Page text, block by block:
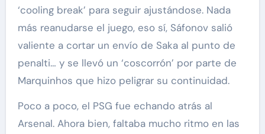
‘cooling break’ para seguir ajustándose. Nada
más reanudarse el juego, eso sí, Sáfonov salió
valiente a cortar un envío de Saka al punto de
penalti… y se llevó un ‘coscorrón’ por parte de
Marquinhos que hizo peligrar su continuidad.
Poco a poco, el PSG fue echando atrás al
Arsenal. Ahora bien, faltaba mucho ritmo en las